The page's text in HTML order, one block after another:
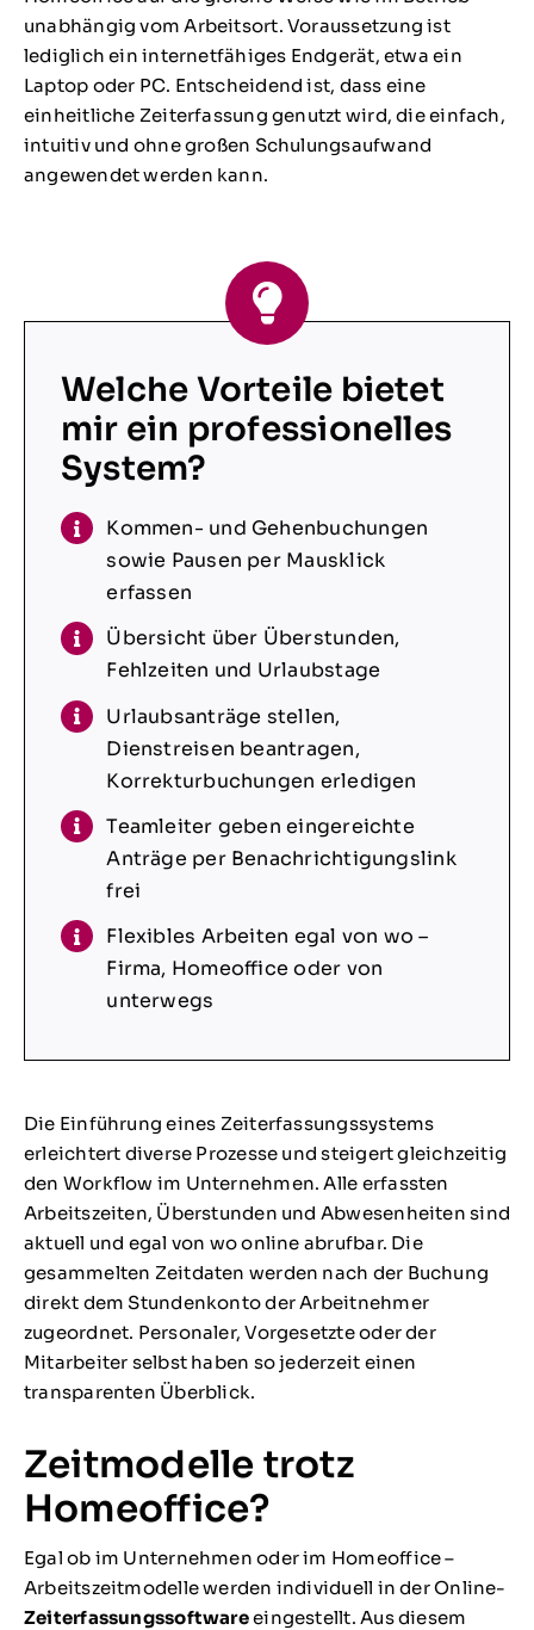
unabhängig vom Arbeitsort. Voraussetzung ist
lediglich ein internetfähiges Endgerät, etwa ein
Laptop oder PC. Entscheidend ist, dass eine
einheitliche Zeiterfassung genutzt wird, die einfach,
intuitiv und ohne großen Schulungsaufwand
angewendet werden kann.
Welche Vorteile bietet
mir ein professionelles
System?
Kommen- und Gehenbuchungen
sowie Pausen per Mausklick
erfassen
Übersicht über Überstunden,
Fehlzeiten und Urlaubstage
Urlaubsanträge stellen,
Dienstreisen beantragen,
Korrekturbuchungen erledigen
Teamleiter geben eingereichte
Anträge per Benachrichtigungslink
frei
Flexibles Arbeiten egal von wo –
Firma, Homeoffice oder von
unterwegs
Die Einführung eines Zeiterfassungssystems
erleichtert diverse Prozesse und steigert gleichzeitig
den Workflow im Unternehmen. Alle erfassten
Arbeitszeiten, Überstunden und Abwesenheiten sind
aktuell und egal von wo online abrufbar. Die
gesammelten Zeitdaten werden nach der Buchung
direkt dem Stundenkonto der Arbeitnehmer
zugeordnet. Personaler, Vorgesetzte oder der
Mitarbeiter selbst haben so jederzeit einen
transparenten Überblick.
Zeitmodelle trotz
Homeoffice?
Egal ob im Unternehmen oder im Homeoffice –
Arbeitszeitmodelle werden individuell in der Online-
Zeiterfassungssoftwareeingestellt. Aus diesem